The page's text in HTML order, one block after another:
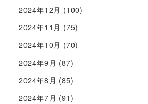
2024年12月 (100)
2024年11月 (75)
2024年10月 (70)
2024年9月 (87)
2024年8月 (85)
2024年7月 (91)